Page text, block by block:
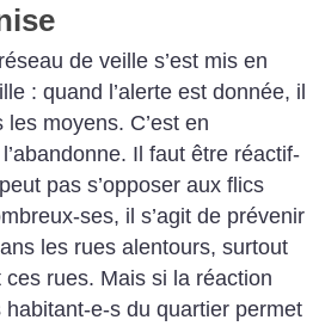
de veille s’est mis en
: quand l’alerte est donnée, il
moyens. C’est en
Il faut être réactif-
pas s’opposer aux flics
ses, il s’agit de prévenir
les rues alentours, surtout
rues. Mais si la réaction
e-s du quartier permet